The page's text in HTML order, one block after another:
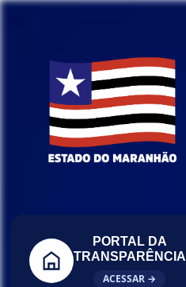
PORTAL DA
TRANSPARÊNCIA
ACESSAR →